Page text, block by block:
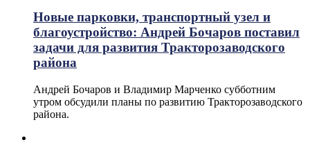
Новые парковки, транспортный узел и
благоустройство: Андрей Бочаров поставил
задачи для развития Тракторозаводского
района
Андрей Бочаров и Владимир Марченко субботним
утром обсудили планы по развитию Тракторозаводского
района.